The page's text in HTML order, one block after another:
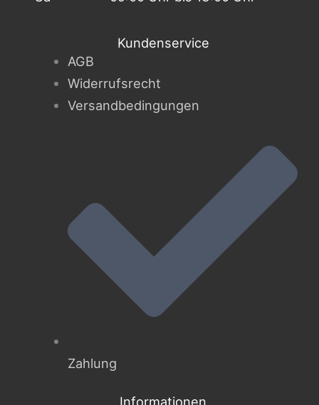
Kundenservice
AGB
Widerrufsrecht
Versandbedingungen
Zahlung
Informationen